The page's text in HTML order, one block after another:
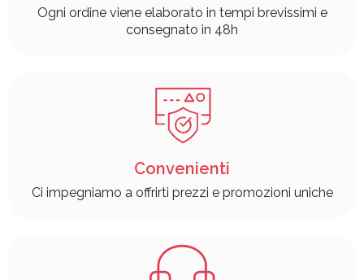
Ogni ordine viene elaborato in tempi brevissimi e
consegnato in 48h
Convenienti
Ci impegniamo a offrirti prezzi e promozioni uniche